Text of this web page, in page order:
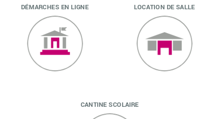
DÉMARCHES EN LIGNE LOCATION DE SALLE
CANTINE SCOLAIRE